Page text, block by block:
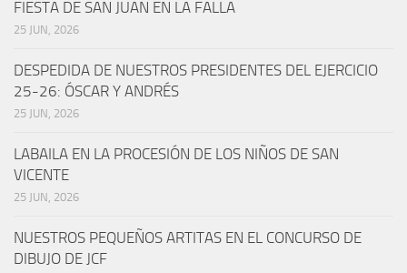
FIESTA DE SAN JUAN EN LA FALLA
25 JUN, 2026
DESPEDIDA DE NUESTROS PRESIDENTES DEL EJERCICIO
25-26: ÓSCAR Y ANDRÉS
25 JUN, 2026
LABAILA EN LA PROCESIÓN DE LOS NIÑOS DE SAN
VICENTE
25 JUN, 2026
NUESTROS PEQUEÑOS ARTITAS EN EL CONCURSO DE
DIBUJO DE JCF